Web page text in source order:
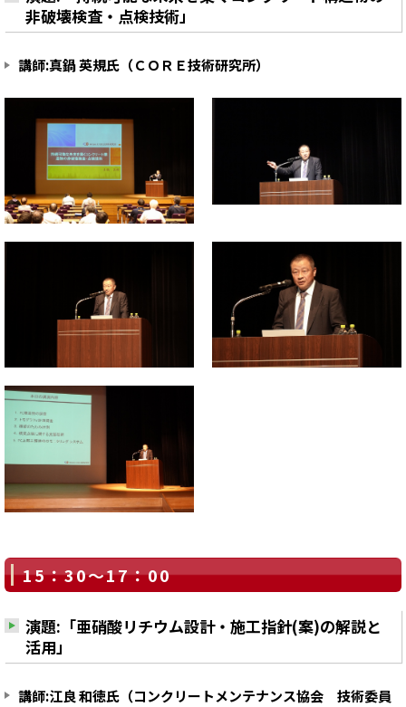
非破壊検査・点検技術」
講師:真鍋 英規氏（ＣＯＲＥ技術研究所）
15：30～17：00
演題:「亜硝酸リチウム設計・施工指針(案)の解説と
活用」
講師:江良 和徳氏（コンクリートメンテナンス協会 技術委員